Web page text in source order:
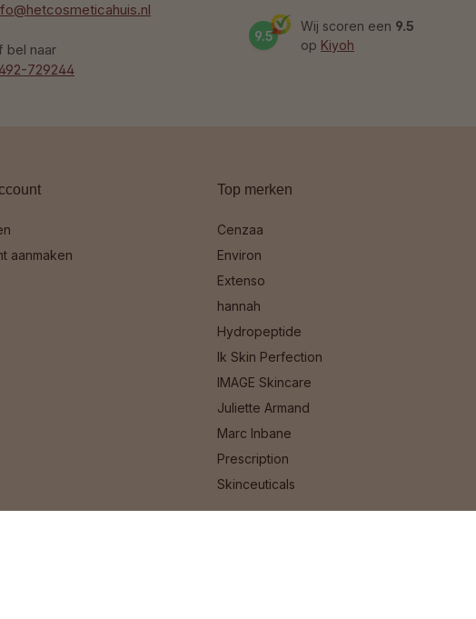
bel naar
729244
9.5
Wij scoren een 9.5
op Kiyoh
aanmaken
Top merken
Cenzaa
Environ
Extenso
hannah
Hydropeptide
Ik Skin Perfection
IMAGE Skincare
Juliette Armand
Marc Inbane
Prescription
Skinceuticals